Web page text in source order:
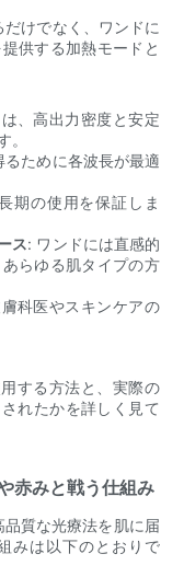
だけでなく、ワンドに
供する加熱モードと
、高出力密度と安定
。
ために各波長が最適
期の使用を保証しま
ス: ワンドには直感的
らゆる肌タイプの方
科医やスキンケアの
する方法と、実際の
れたかを詳しく見て
赤みと戦う仕組み
質な光療法を肌に届
みは以下のとおりで